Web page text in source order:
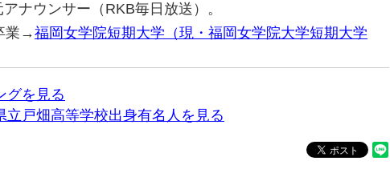
ナウンサー（RKB毎日放送）。
業→福岡女学院短期大学（現・福岡女学院大学短期大学
グを見る
戸畑高等学校出身有名人を見る